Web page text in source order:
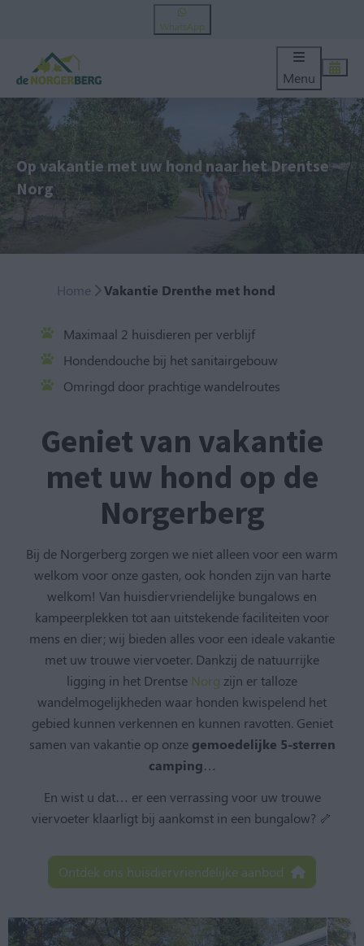
WhatsApp
Menu
Op vakantie met uw hond naar het Drentse
Norg
Home Vakantie Drenthe met hond
Maximaal 2 huisdieren per verblijf
Hondendouche bij het sanitairgebouw
Omringd door prachtige wandelroutes
Geniet van vakantie
met uw hond op de
Norgerberg
Bij de Norgerberg zorgen we niet alleen voor een warm
welkom voor onze gasten, ook honden zijn van harte
welkom! Van huisdiervriendelijke bungalows en
kampeerplekken tot aan uitstekende faciliteiten voor
mens en dier; wij bieden alles voor een ideale vakantie
met uw trouwe viervoeter. Dankzij de natuurrijke
ligging in het Drentse Norg zijn er talloze
wandelmogelijkheden waar honden kwispelend het
gebied kunnen verkennen en kunnen ravotten. Geniet
samen van vakantie op onze gemoedelijke 5-sterren
camping…
En wist u dat… er een verrassing voor uw trouwe
viervoeter klaarligt bij aankomst in een bungalow? 🦴
Ontdek ons huisdiervriendelijke aanbod